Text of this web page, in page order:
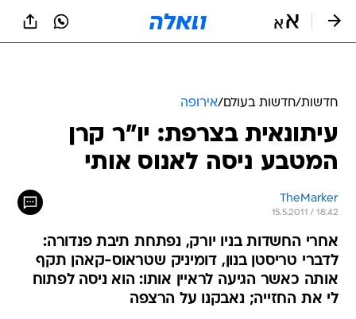
חדשות/חדשות בעולם/אירופה
עיתונאית בצרפת: יו"ר קרן
המטבע ניסה לאנוס אותי
TheMarker
15.5.2011 / 18:42
אחרי החשדות בניו יורק, נפתחת תיבת פנדורה:
לדברי טריסטן בנון, דומיניק שטראוס-קאהן תקף
אותה כאשר הגיעה לראיין אותו: הוא ניסה לפתוח
לי את החזייה; נאבקנו על הרצפה